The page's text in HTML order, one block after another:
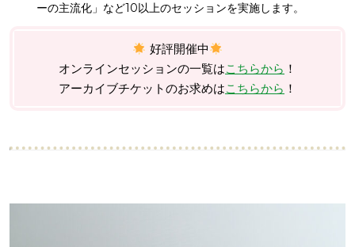
ーの主流化」など10以上のセッションを実施します。
好評開催中
オンラインセッションの一覧はこちらから ！
アーカイブチケットのお求めはこちらから ！